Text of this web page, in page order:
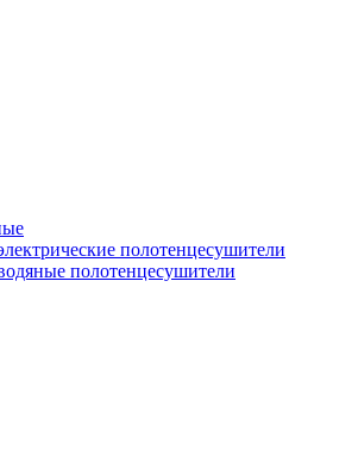
полотенцесушители
полотенцесушители